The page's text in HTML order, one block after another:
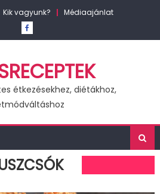
Kik vagyunk? Médiaajánlat
étkezésekhez, diétákhoz,